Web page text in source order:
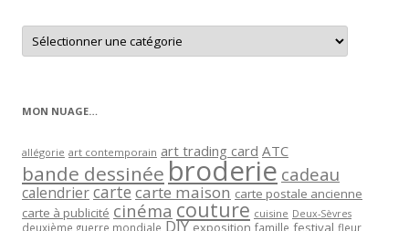
Retrouver
les
articles
MON NUAGE…
allégorie art contemporain art trading card ATC
bande dessinée broderie cadeau
calendriercartecarte maison carte postale ancienne
carte à publicité cinéma couture cuisine Deux-Sèvres
deuxième guerre mondiale DIY exposition famille festival fleur